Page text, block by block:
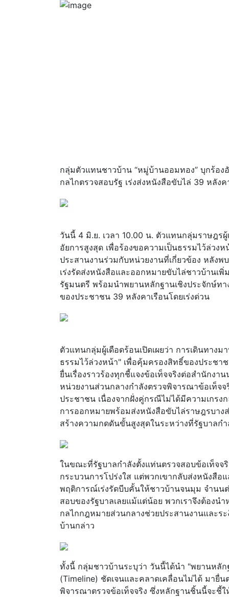
กลุ่มตัวแทนชาวบ้าน “หมู่บ้านออมทอง” บุกร้อ
กลไกตรวจสอบรัฐ เร่งส่งหนังสือขับไล่ 39 หลังค
วันนี้ 4 มิ.ย. เวลา 10.00 น. ตัวแทนกลุ่มราษฎร
อัยการสูงสุด เพื่อร้องขอความเป็นธรรมไว้ล่วง
ประสานงานร่วมกับหน่วยงานที่เกี่ยวข้อง หลัง
เร่งรัดส่งหนังสือและออกหมายขับไล่ชาวบ้านเ
รัฐมนตรี พร้อมนำพยานหลักฐานเชิงประจักษ์ทา
ของประชาชน 39 หลังคาเรือนโดยเร่งด่วน
ตัวแทนกลุ่มผู้เดือดร้อนเปิดเผยว่า การเดินทาง
ธรรมไว้ล่วงหน้า" เพื่อคุ้มครองสิทธิ์ของประชา
ยื่นเรื่องราวร้องทุกชี้แจงข้อเท็จจริงต่อสำนักง
หน่วยงานส่วนกลางกำลังตรวจพิจารณาข้อเท็จ
ประชาชน เนื่องจากฝั่งคู่กรณีไม่ได้มีความเกรง
การออกหมายพร้อมส่งหนังสือขับไล่ราษฎรบาง
สร้างความกดดันขั้นสูงสุดในระหว่างที่รัฐบาลก
ในขณะที่รัฐบาลกำลังตั้งแท่นตรวจสอบข้อเท็จจ
กระบวนการโปร่งใส แต่พวกเขากลับส่งหนังสื
พฤติการณ์เร่งรัดบีบคั้นให้ชาวบ้านจนมุม จำนน
สอบของรัฐบาลเลยแม้แต่น้อย พวกเราจึงต้องน
กลไกกฎหมายส่วนกลางช่วยประสานงานและร
บ้านกล่าว
ทั้งนี้ กลุ่มชาวบ้านระบุว่า วันนี้ได้นำ "พยานหลั
(Timeline) ชัดเจนและคลาดเคลื่อนไม่ได้ มา
พิจารณาตรวจข้อเท็จจริง ซึ่งหลักฐานชิ้นนี้จะชี้